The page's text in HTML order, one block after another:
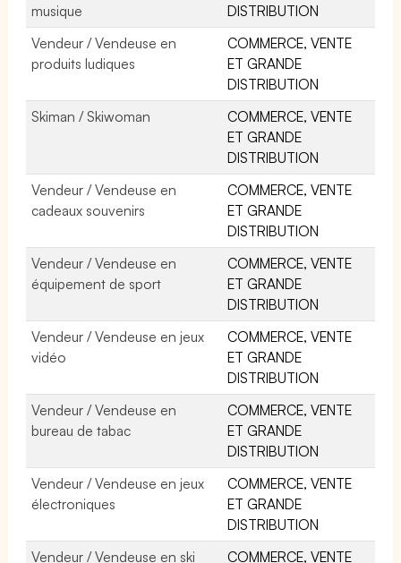
musique
DISTRIBUTION
Vendeur / Vendeuse en
produits ludiques
COMMERCE, VENTE
ET GRANDE
DISTRIBUTION
Skiman / Skiwoman
COMMERCE, VENTE
ET GRANDE
DISTRIBUTION
Vendeur / Vendeuse en
cadeaux souvenirs
COMMERCE, VENTE
ET GRANDE
DISTRIBUTION
Vendeur / Vendeuse en
équipement de sport
COMMERCE, VENTE
ET GRANDE
DISTRIBUTION
Vendeur / Vendeuse en jeux
vidéo
COMMERCE, VENTE
ET GRANDE
DISTRIBUTION
Vendeur / Vendeuse en
bureau de tabac
COMMERCE, VENTE
ET GRANDE
DISTRIBUTION
Vendeur / Vendeuse en jeux
électroniques
COMMERCE, VENTE
ET GRANDE
DISTRIBUTION
Vendeur / Vendeuse en ski
COMMERCE, VENTE